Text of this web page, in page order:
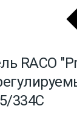
RACO
334C